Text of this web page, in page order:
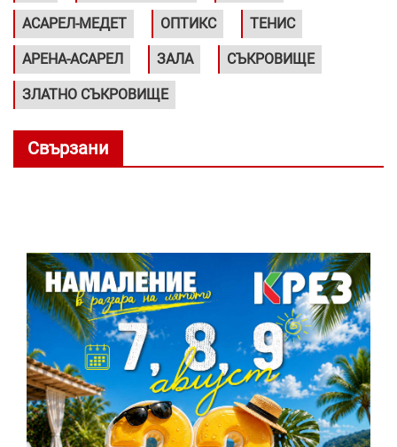
АСАРЕЛ-МЕДЕТ ОПТИКС ТЕНИС
АРЕНА-АСАРЕЛ ЗАЛА СЪКРОВИЩЕ
ЗЛАТНО СЪКРОВИЩЕ
Свързани